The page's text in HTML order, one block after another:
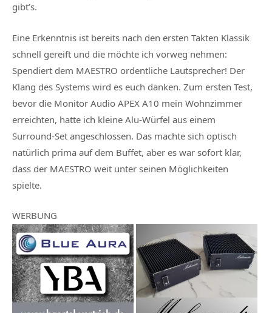
gibt’s.
Eine Erkenntnis ist bereits nach den ersten Takten Klassik
schnell gereift und die möchte ich vorweg nehmen:
Spendiert dem MAESTRO ordentliche Lautsprecher! Der
Klang des Systems wird es euch danken. Zum ersten Test,
bevor die Monitor Audio APEX A10 mein Wohnzimmer
erreichten, hatte ich kleine Alu-Würfel aus einem
Surround-Set angeschlossen. Das machte sich optisch
natürlich prima auf dem Buffet, aber es war sofort klar,
dass der MAESTRO weit unter seinen Möglichkeiten
spielte.
WERBUNG